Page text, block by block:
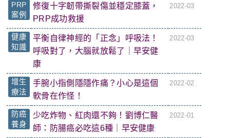
PRP
案例
修復十字韌帶撕裂傷並穩定膝蓋，
PRP成功救援
2022-03
健康
知識
平衡自律神經的「正念」呼吸法！
呼吸對了，大腦就放鬆了｜早安健
康
2022-03
增生
療法
手腕小指側隱隱作痛？小心是這個
軟骨在作怪！
2022-02
防癌
養身
少吃炸物、紅肉還不夠！劉博仁醫
師：防腸癌必吃這6種｜早安健康
2022-01